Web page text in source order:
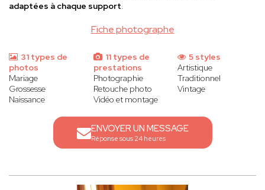
Fiche photographe
adaptées à chaque support.
31 types de
photos
Mariage
Grossesse
Naissance
11 types de
prestations
Photographie
Retouche photo
Vidéo et montage
5 styles
Artistique
Traditionnel
Vintage
ENVOYER UN MESSAGE
Réponse sous 24 heures